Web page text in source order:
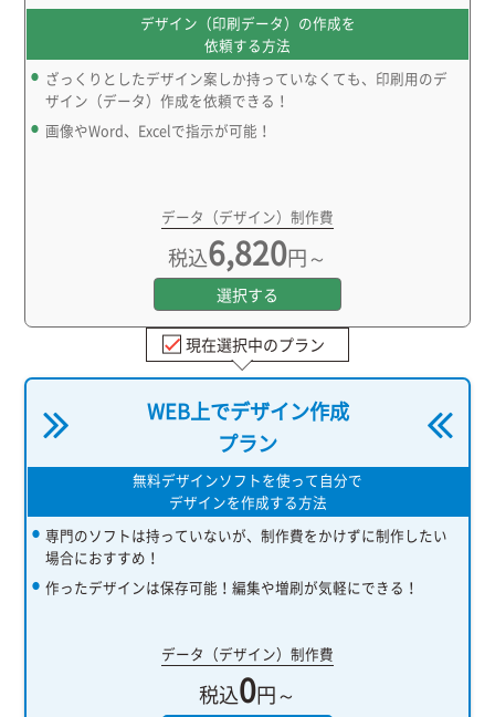
デザイン（印刷データ）の作成を
依頼する方法
ざっくりとしたデザイン案しか持っていなくても、印刷用のデ
ザイン（データ）作成を依頼できる！
画像やWord、Excelで指示が可能！
データ（デザイン）制作費
税込6,820円～
選択する
現在選択中のプラン
WEB上でデザイン作成
プラン
無料デザインソフトを使って自分で
デザインを作成する方法
専門のソフトは持っていないが、制作費をかけずに制作したい
場合におすすめ！
作ったデザインは保存可能！編集や増刷が気軽にできる！
データ（デザイン）制作費
税込0円～